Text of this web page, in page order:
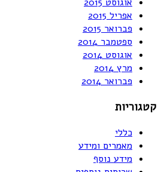
אוגוסט 2015
אפריל 2015
פברואר 2015
ספטמבר 2014
אוגוסט 2014
מרץ 2014
פברואר 2014
קטגוריות
כללי
מאמרים ומידע
מידע נוסף